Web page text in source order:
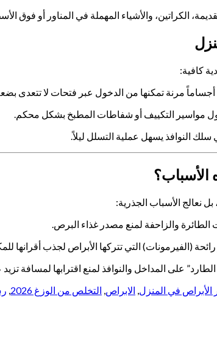
الكراتين، والأشياء المهملة في المناور أو فوق
كافية:
أجساماً مرنة تمكنها من الدخول عبر فتحات لا تتعدى
مواسير التكييف أو شفاطات المطبخ بشكل محكم.
النوافذ يسهل عملية التسلل ليلاً.
الأسباب؟
نعالج الأسباب الجذرية:
والزاحفة لمنع مصدر غذاء البرص.
(الفيرمونات) التي تتركها الأبراص لجذب أقرانها
المداخل والنوافذ لمنع اقترابها لمسافة تزيد عن 5 أمتار من
في المنزل, الابراص, التخلص من الوزغ 2026 ,